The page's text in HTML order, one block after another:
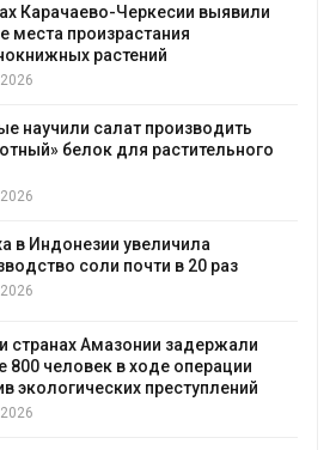
Карачаево-Черкесии выявили
места произрастания
растений
научили салат производить
белок для растительного
в Индонезии увеличила
соли почти в 20 раз
странах Амазонии задержали
800 человек в ходе операции
экологических преступлений